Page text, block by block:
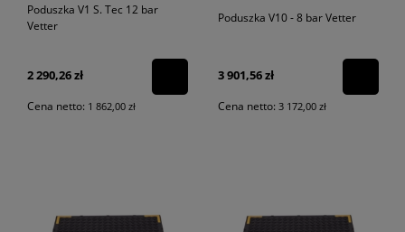
Poduszka V1 S. Tec 12 bar
Vetter
2 290,26 zł
Cena netto: 1 862,00 zł
Poduszka V10 - 8 bar Vetter
3 901,56 zł
Cena netto: 3 172,00 zł